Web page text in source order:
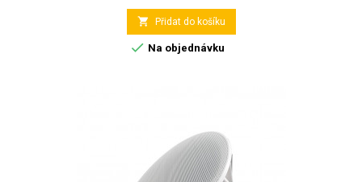
 Přidat do košíku
 Na objednávku